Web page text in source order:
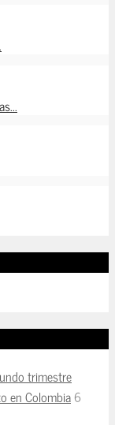
trimestre
en Colombia6